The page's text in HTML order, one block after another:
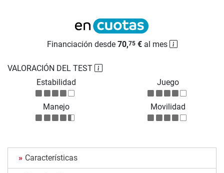
VALORACIÓN DEL TEST
Estabilidad
Juego
Manejo Movilidad
Financiación desde 70,75€al mes
Características